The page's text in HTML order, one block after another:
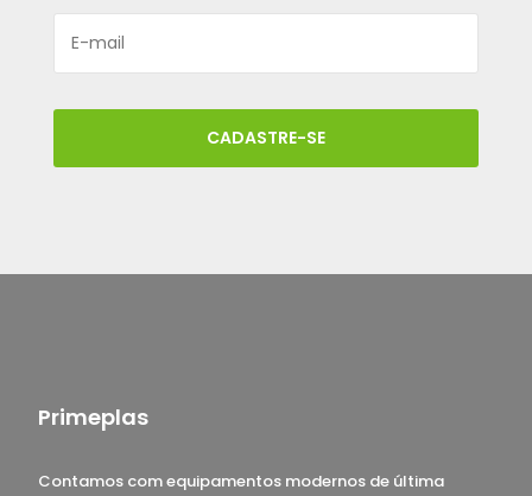
CADASTRE-SE
Primeplas
Contamos com equipamentos modernos de última